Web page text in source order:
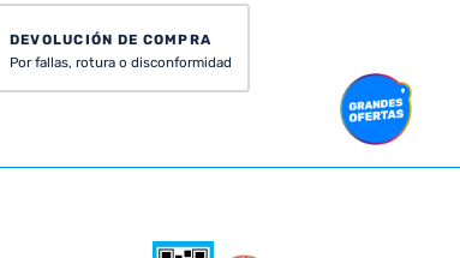
DEVOLUCIÓN DE COMPRA
Por fallas, rotura o disconformidad